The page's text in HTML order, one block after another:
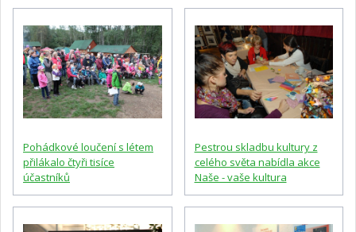
Pohádkové loučení s létem
přilákalo čtyři tisíce
účastníků
Pestrou skladbu kultury z
celého světa nabídla akce
Naše - vaše kultura